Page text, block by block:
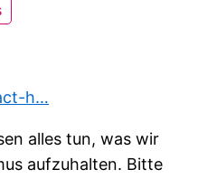
h…
alles tun, was wir
aufzuhalten. Bitte